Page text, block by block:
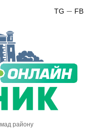
FB
TG
району